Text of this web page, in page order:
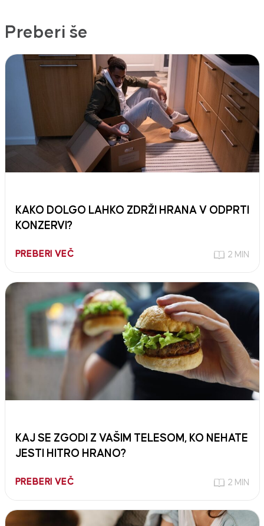
Preberi še
KAKO DOLGO LAHKO ZDRŽI HRANA V ODPRTI
KONZERVI?
PREBERI VEČ 2 MIN
KAJ SE ZGODI Z VAŠIM TELESOM, KO NEHATE
JESTI HITRO HRANO?
PREBERI VEČ 2 MIN